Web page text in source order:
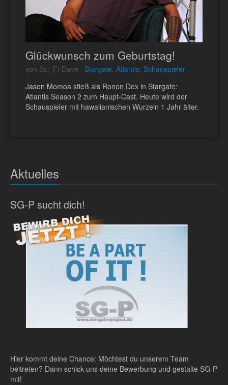
Glückwunsch zum Geburtstag!
von Sci_Fi-Dave · Stargate: Atlantis, Schauspieler
Jason Momoa stieß als Ronon Dex in Stargate:
Atlantis Season 2 zum Haupt-Cast. Heute wird der
Schauspieler mit hawaiianischen Wurzeln 1 Jahr älter.
Aktuelles
SG-P sucht dich!
Hier kommt deine Chance: Möchtest du unserem Team
beitreten? Dann schick uns deine Bewerbung und gestalte SG-P
mit!